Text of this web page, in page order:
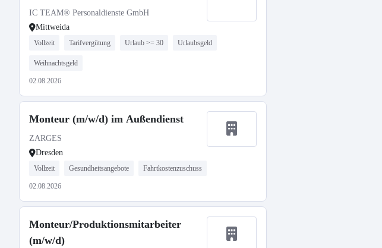
IC TEAM® Personaldienste GmbH
Mittweida
Vollzeit Tarifvergütung Urlaub >= 30 Urlaubsgeld
Weihnachtsgeld
02.08.2026
Monteur (m/w/d) im Außendienst
ZARGES
Dresden
Vollzeit Gesundheitsangebote Fahrtkostenzuschuss
02.08.2026
Monteur/Produktionsmitarbeiter
(m/w/d)